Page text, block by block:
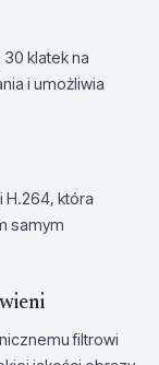
klatek na
i umożliwia
która
samym
filtrowi